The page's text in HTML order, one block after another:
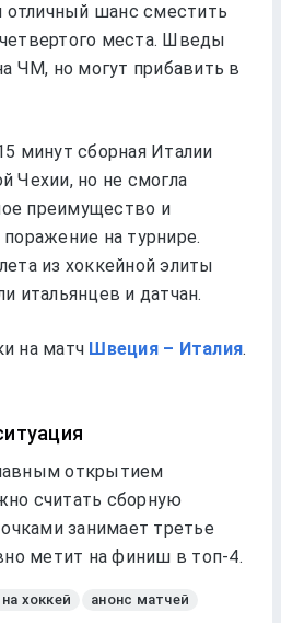
отличный шанс сместить
места. Шведы
ЧМ, но могут прибавить в
минут сборная Италии
Чехии, но не смогла
преимущество и
на турнире.
из хоккейной элиты
итальянцев и датчан.
на матч Швеция – Италия.
открытием
считать сборную
занимает третье
метит на финиш в топ-4.
хоккей анонс матчей